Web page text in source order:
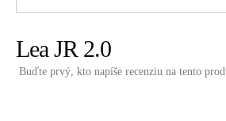
Lea JR 2.0
Buďte prvý, kto napíše recenziu na tento